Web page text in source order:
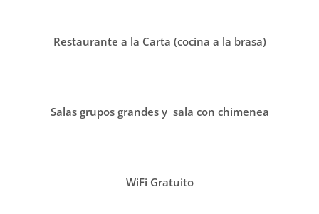
Restaurante a la Carta (cocina a la brasa)
Salas grupos grandes y sala con chimenea
WiFi Gratuito